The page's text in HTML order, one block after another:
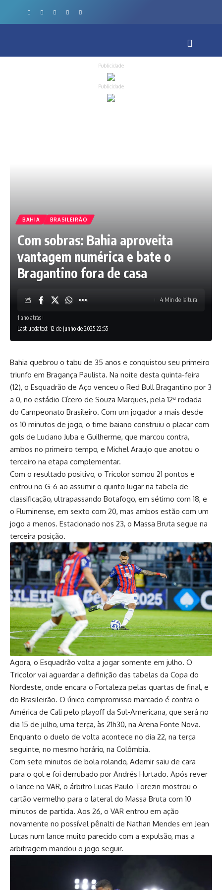
Publicidade
Publicidade
BAHIA BRASILEIRÃO
Com sobras: Bahia aproveita
vantagem numérica e bate o
Bragantino fora de casa
Last updated: 12 de junho de 2025 22:55
1 ano atrás
4 Min de leitura
Bahia quebrou o tabu de 35 anos e conquistou seu primeiro
triunfo em Bragança Paulista. Na noite desta quinta-feira
(12), o Esquadrão de Aço venceu o Red Bull Bragantino por 3
a 0, no estádio Cícero de Souza Marques, pela 12ª rodada
do Campeonato Brasileiro. Com um jogador a mais desde
os 10 minutos de jogo, o time baiano construiu o placar com
gols de Luciano Juba e Guilherme, que marcou contra,
ambos no primeiro tempo, e Michel Araujo que anotou o
terceiro na etapa complementar.
Com o resultado positivo, o Tricolor somou 21 pontos e
entrou no G-6 ao assumir o quinto lugar na tabela de
classificação, ultrapassando Botafogo, em sétimo com 18, e
o Fluminense, em sexto com 20, mas ambos estão com um
jogo a menos. Estacionado nos 23, o Massa Bruta segue na
terceira posição.
Agora, o Esquadrão volta a jogar somente em julho. O
Tricolor vai aguardar a definição das tabelas da Copa do
Nordeste, onde encara o Fortaleza pelas quartas de final, e
do Brasileirão. O único compromisso marcado é contra o
América de Cali pelo playoff da Sul-Americana, que será no
dia 15 de julho, uma terça, às 21h30, na Arena Fonte Nova.
Enquanto o duelo de volta acontece no dia 22, na terça
seguinte, no mesmo horário, na Colômbia.
Com sete minutos de bola rolando, Ademir saiu de cara
para o gol e foi derrubado por Andrés Hurtado. Após rever
o lance no VAR, o árbitro Lucas Paulo Torezin mostrou o
cartão vermelho para o lateral do Massa Bruta com 10
minutos de partida. Aos 26, o VAR entrou em ação
novamente no possível pênalti de Nathan Mendes em Jean
Lucas num lance muito parecido com a expulsão, mas a
arbitragem mandou o jogo seguir.